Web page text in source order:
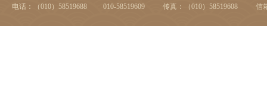
电话：（010）58519688 010-58519609
传真：（010）58519608 信